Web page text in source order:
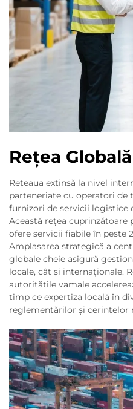
Rețea
Rețeaua extinsă la nivel
parteneriate cu operatori de
furnizori de servicii logistice
Această rețea cuprinzătoare
ofere servicii fiabile în peste
Amplasarea strategică a
globale cheie asigură
locale, cât și internaționale.
autoritățile vamale
timp ce expertiza locală în
reglementărilor și cerințelor